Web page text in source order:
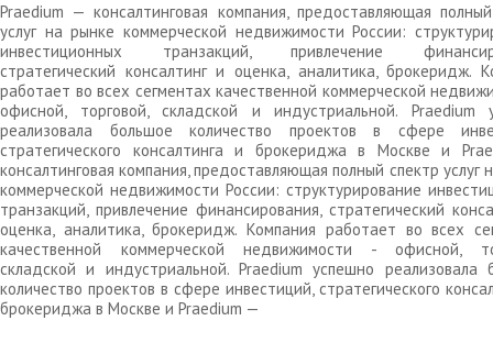
Praedium — консалтинговая компания, предоставляющая
услуг на рынке коммерческой недвижимости России:
инвестиционных транзакций, привлечение
стратегический консалтинг и оценка, аналитика, брокеридж.
работает во всех сегментах качественной коммерческой
офисной, торговой, складской и индустриальной. Praedium
реализовала большое количество проектов в сфере
стратегического консалтинга и брокериджа в Москве и
консалтинговая компания, предоставляющая полный спектр услуг
коммерческой недвижимости России: структурирование
транзакций, привлечение финансирования, стратегический
оценка, аналитика, брокеридж. Компания работает во всех
качественной коммерческой недвижимости - офисной,
складской и индустриальной. Praedium успешно реализовала
количество проектов в сфере инвестиций, стратегического
брокериджа в Москве и Praedium —